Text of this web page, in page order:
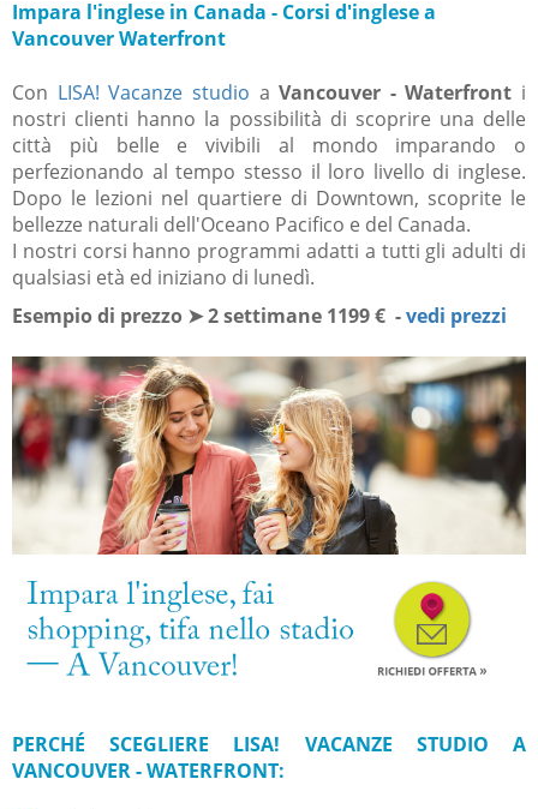
Impara l'inglese in Canada - Corsi d'inglese a
Vancouver Waterfront
Con LISA! Vacanze studio aVancouver - Waterfront i
nostri clienti hanno la possibilità di scoprire una delle
città più belle e vivibili al mondo imparando o
perfezionando al tempo stesso il loro livello di inglese.
Dopo le lezioni nel quartiere di Downtown, scoprite le
bellezze naturali dell'Oceano Pacifico e del Canada.
I nostri corsi hanno programmi adatti a tutti gli adulti di
qualsiasi età ed iniziano di lunedì.
Esempio di prezzo ➤ 2 settimane 1199 € -vedi prezzi
PERCHÉ SCEGLIERE LISA! VACANZE STUDIO A
VANCOUVER - WATERFRONT: